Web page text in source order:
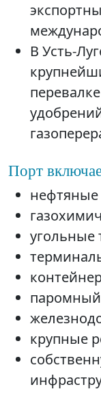
В Усть-
Порт
угольные
крупные